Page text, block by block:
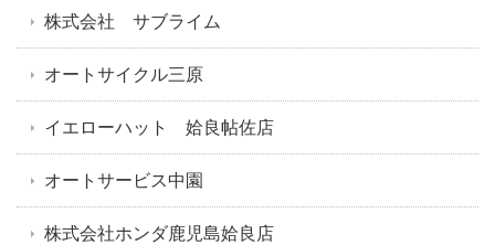
株式会社 サブライム
オートサイクル三原
イエローハット 姶良帖佐店
オートサービス中園
株式会社ホンダ鹿児島姶良店